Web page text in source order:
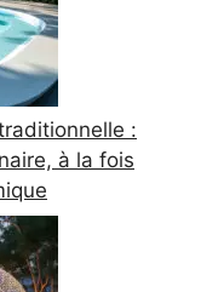
:
à la fois